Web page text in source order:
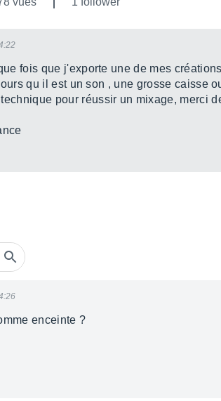
fois que j'exporte une de mes
qu il est un son , une grosse caisse
pour réussir un mixage, merci
enceinte ?